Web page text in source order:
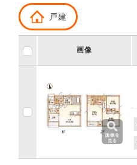
戸建
画像